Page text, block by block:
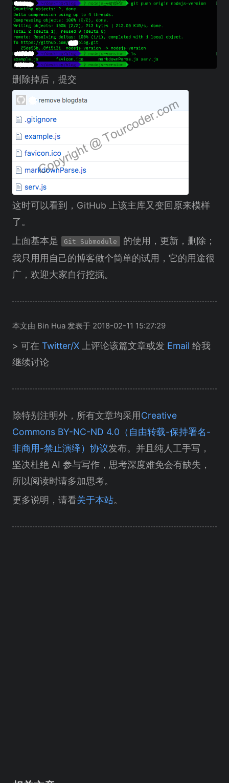
删除掉后，提交
这时可以看到，GitHub 上该主库又变回原来模样
了。
上面基本是
Git Submodule
的使用，更新，删除；
我只用用自己的博客做个简单的试用，它的用途很
广，欢迎大家自行挖掘。
本文由 Bin Hua 发表于 2018-02-11 15:27:29
> 可在 Twitter/X 上评论该篇文章或发 Email 给我
继续讨论
除特别注明外，所有文章均采用Creative
Commons BY-NC-ND 4.0（自由转载-保持署名-
非商用-禁止演绎）协议发布。并且纯人工手写，
坚决杜绝 AI 参与写作，思考深度难免会有缺失，
所以阅读时请多加思考。
更多说明，请看关于本站。